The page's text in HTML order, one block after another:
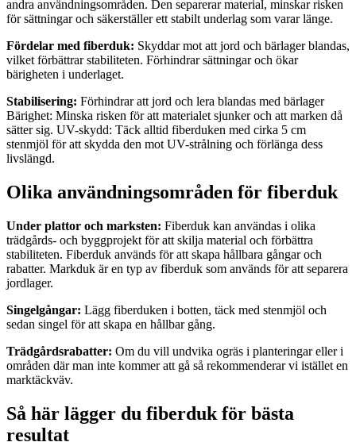
andra användningsområden. Den separerar material, minskar risken
för sättningar och säkerställer ett stabilt underlag som varar länge.
Fördelar med fiberduk: Skyddar mot att jord och bärlager blandas,
vilket förbättrar stabiliteten. Förhindrar sättningar och ökar
bärigheten i underlaget.
Stabilisering: Förhindrar att jord och lera blandas med bärlager
Bärighet: Minska risken för att materialet sjunker och att marken då
sätter sig. UV-skydd: Täck alltid fiberduken med cirka 5 cm
stenmjöl för att skydda den mot UV-strålning och förlänga dess
livslängd.
Olika användningsområden för fiberduk
Under plattor och marksten: Fiberduk kan användas i olika
trädgårds- och byggprojekt för att skilja material och förbättra
stabiliteten. Fiberduk används för att skapa hållbara gångar och
rabatter. Markduk är en typ av fiberduk som används för att separera
jordlager.
Singelgångar: Lägg fiberduken i botten, täck med stenmjöl och
sedan singel för att skapa en hållbar gång.
Trädgårdsrabatter: Om du vill undvika ogräs i planteringar eller i
områden där man inte kommer att gå så rekommenderar vi istället en
marktäckväv.
Så här lägger du fiberduk för bästa
resultat